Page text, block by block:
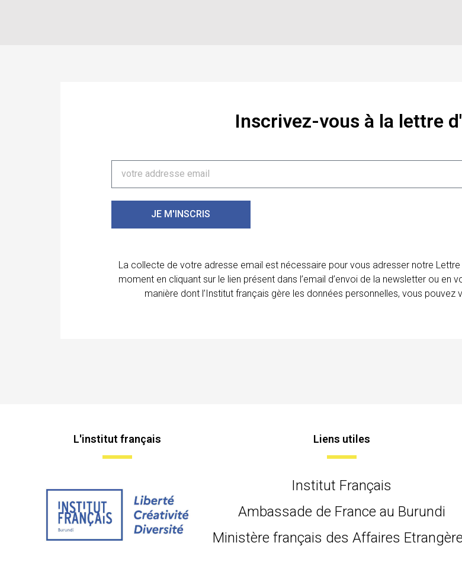
Inscrivez-vous à la lettre
JE M'INSCRIS
La collecte de votre adresse email est nécessaire pour vous adresser notre
moment en cliquant sur le lien présent dans l’email d’envoi de la newsletter ou
manière dont l’Institut français gère les données personnelles, vous
L'institut français Liens utiles
Institut Français
Ambassade de France au Burundi
Ministère français des Affaires